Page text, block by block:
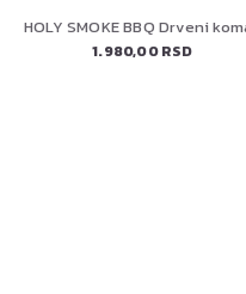
1.980,00 RSD